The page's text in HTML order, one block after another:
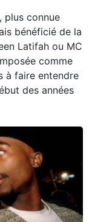
plus connue
bénéficié de la
Latifah ou MC
comme
à faire entendre
des années